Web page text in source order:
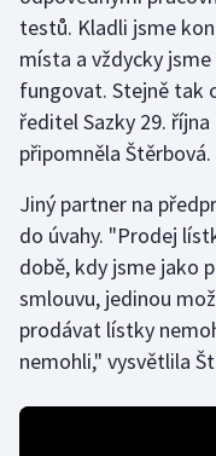
testů. Kladli jsme
místa a vždycky
fungovat. Stejně tak
ředitel Sazky 29.
připomněla Štěrbová.
Jiný partner na
do úvahy. "Prodej
době, kdy jsme jako
smlouvu, jedinou
prodávat lístky
nemohli," vysvětlila